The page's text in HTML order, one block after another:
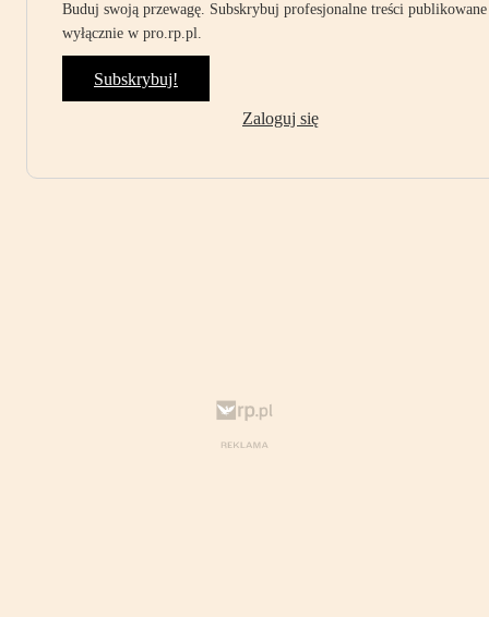
Buduj swoją przewagę. Subskrybuj profesjonalne treści publikowane
wyłącznie w pro.rp.pl.
Subskrybuj!
Zaloguj się